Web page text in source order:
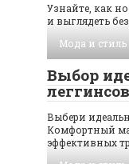
Узнайте, как
и выглядеть
Мода и стиль
Выбор
леггинсов
Выбери
Комфортный
эффективных